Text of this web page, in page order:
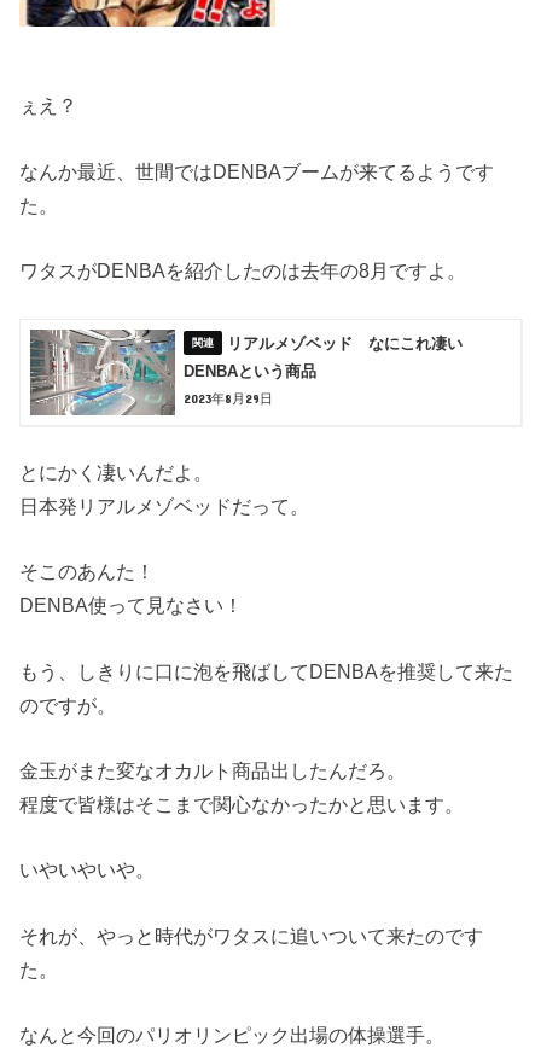
ぇえ？
なんか最近、世間ではDENBAブームが来てるようです
た。
ワタスがDENBAを紹介したのは去年の8月ですよ。
リアルメゾベッド なにこれ凄い
DENBAという商品
2023年8月29日
とにかく凄いんだよ。
日本発リアルメゾベッドだって。
そこのあんた！
DENBA使って見なさい！
もう、しきりに口に泡を飛ばしてDENBAを推奨して来た
のですが。
金玉がまた変なオカルト商品出したんだろ。
程度で皆様はそこまで関心なかったかと思います。
いやいやいや。
それが、やっと時代がワタスに追いついて来たのです
た。
なんと今回のパリオリンピック出場の体操選手。